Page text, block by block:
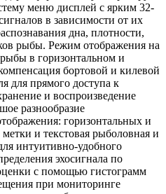
меню дисплей с ярким 32-
в зависимости от их
дна, плотности,
рыбы. Режим отображения на
в горизонтальном и
бортовой и килевой
для прямого доступа к
и воспроизведение
разнообразие
горизонтальных и
и текстовая рыболовная и
интуитивно-удобного
эхосигнала по
с помощью гистограмм
при мониторинге